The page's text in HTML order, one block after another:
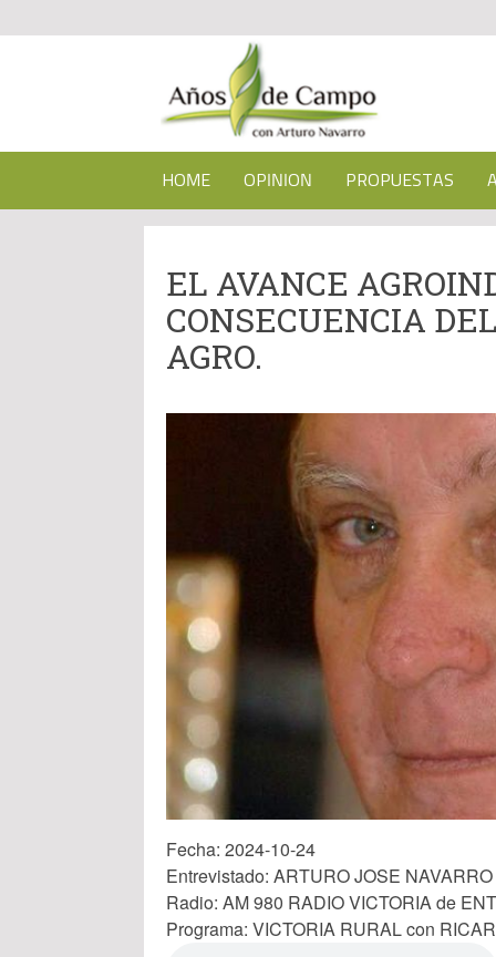
HOME OPINION PROPUESTAS
EL AVANCE
CONSECUENCIA
AGRO.
Fecha: 2024-10-24
Entrevistado: ARTURO JOSE NAVARRO
Radio: AM 980 RADIO VICTORIA de
Programa: VICTORIA RURAL con